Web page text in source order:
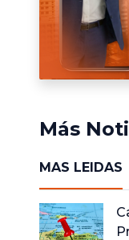
Más
MAS LEIDAS